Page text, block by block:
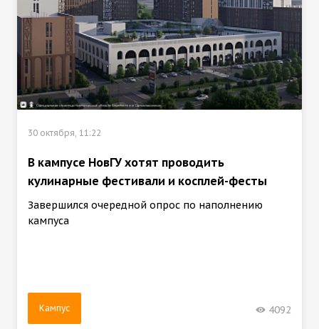
30 октября, 11:22
В кампусе НовГУ хотят проводить
кулинарные фестивали и косплей-фесты
Завершился очередной опрос по наполнению
кампуса
Кампус 4092